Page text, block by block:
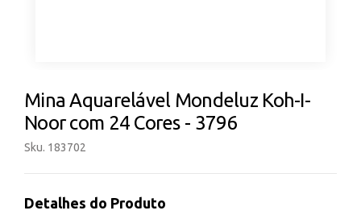
Mina Aquarelável Mondeluz Koh-I-
Noor com 24 Cores - 3796
Sku. 183702
Detalhes do Produto